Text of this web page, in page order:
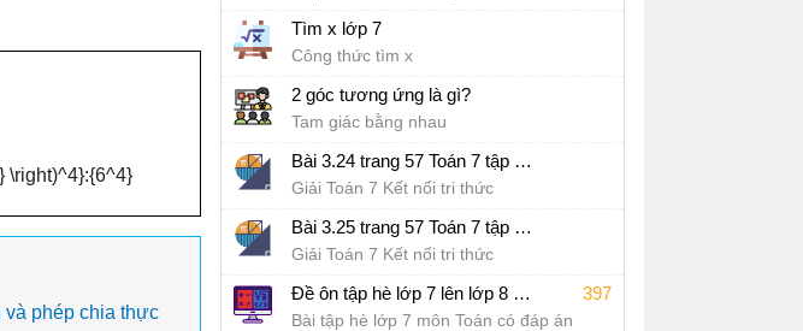
và phép chia thực
Tìm x lớp 7
Công thức tìm x
2 góc tương ứng là gì?
Tam giác bằng nhau
Bài 3.24 trang 57 Toán 7 tập 1 SGK Kết nối tri thức với cuộc sống
Giải Toán 7 Kết nối tri thức
Bài 3.25 trang 57 Toán 7 tập 1 SGK Kết nối tri thức với cuộc sống
Giải Toán 7 Kết nối tri thức
Đề ôn tập hè lớp 7 lên lớp 8 môn Toán Kết nối tri thức - Đề số 1 397
Bài tập hè lớp 7 môn Toán có đáp án